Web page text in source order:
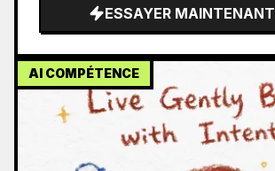
ESSAYER MAINTENANT
AI COMPÉTENCE